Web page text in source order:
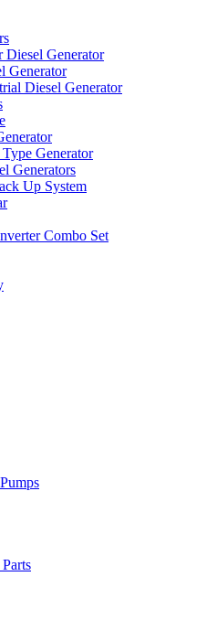
Generator
Generator
Diesel Generator
Generator
Generators
Up System
Combo Set